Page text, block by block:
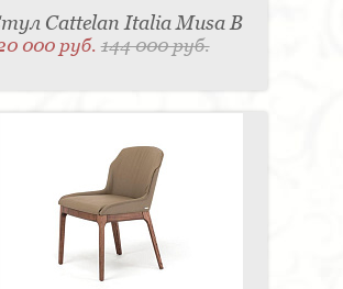
Cattelan Italia Musa B
000 руб.144 000 руб.